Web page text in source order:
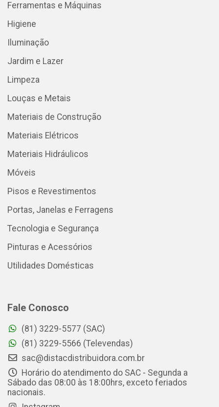
Ferramentas e Máquinas
Higiene
Iluminação
Jardim e Lazer
Limpeza
Louças e Metais
Materiais de Construção
Materiais Elétricos
Materiais Hidráulicos
Móveis
Pisos e Revestimentos
Portas, Janelas e Ferragens
Tecnologia e Segurança
Pinturas e Acessórios
Utilidades Domésticas
Fale Conosco
(81) 3229-5577 (SAC)
(81) 3229-5566 (Televendas)
sac@distacdistribuidora.com.br
Horário do atendimento do SAC - Segunda a
Sábado das 08:00 às 18:00hrs, exceto feriados
nacionais.